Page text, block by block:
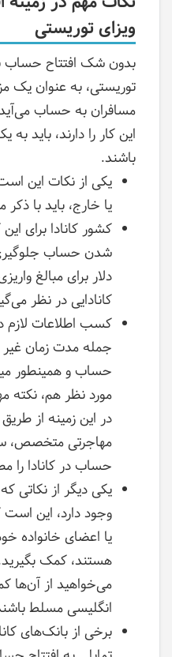
ویزای توریستی
بدون شک افتتاح حساب
توریستی، به عنوان یک
مسافران به حساب
این کار را دارند، باید
باشند.
یکی از نکات این
یا خارج، باید با
کشور کانادا برای
دلار برای مبالغ
کانادایی در نظر
کسب اطلاعات لازم
جمله مدت زمان غیر
حساب و همینطور
مورد نظر هم، نکته
در این زمینه از
مهاجرتی متخصص،
حساب در کانادا را
یکی دیگر از نکاتی
وجود دارد، این
یا اعضای خانواده
هستند، کمک
می‌خواهید از آن‌ها
انگلیسی مسلط
برخی از بانک‌های